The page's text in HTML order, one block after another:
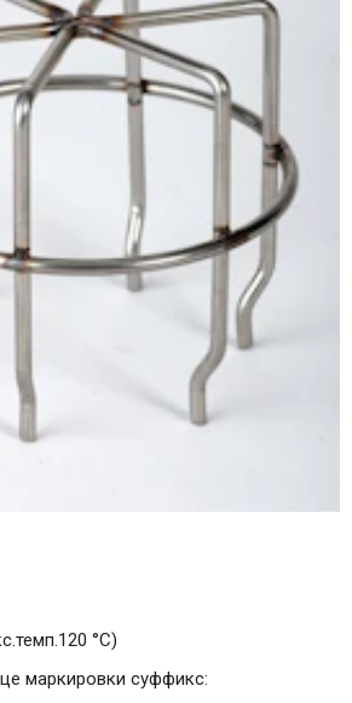
°C)
маркировки суффикс: